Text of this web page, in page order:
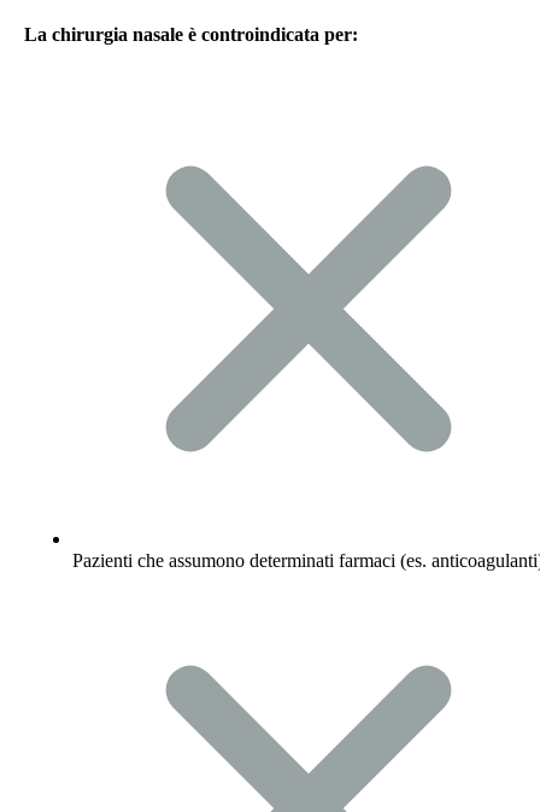
La chirurgia nasale è controindicata per:
Pazienti che assumono determinati farmaci (es.